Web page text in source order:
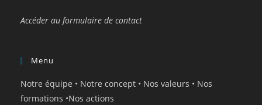
Accéder au formulaire de contact
Menu
Notre équipe • Notre concept • Nos valeurs • Nos
formations •Nos actions